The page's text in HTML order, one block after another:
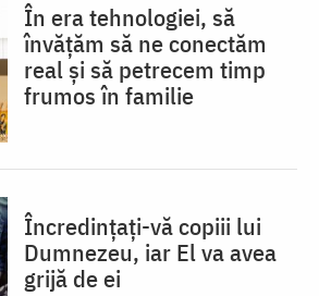
În era tehnologiei, să
învățăm să ne conectăm
real și să petrecem timp
frumos în familie
Încredințați-vă copiii lui
Dumnezeu, iar El va avea
grijă de ei